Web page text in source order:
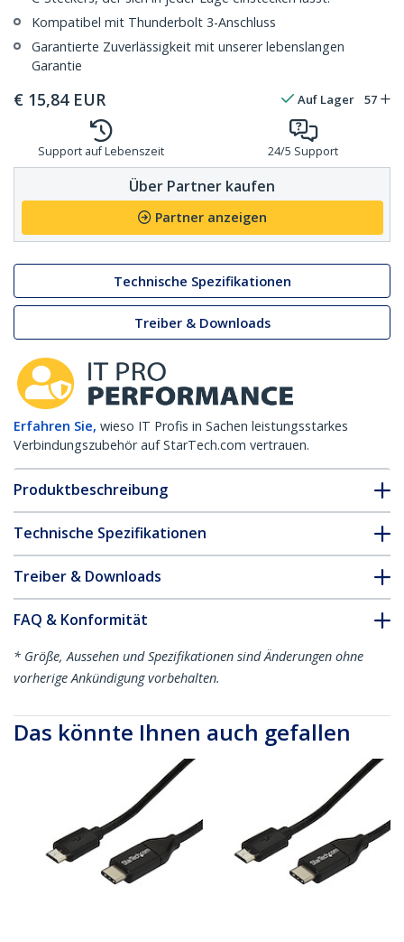
Kompatibel mit Thunderbolt 3-Anschluss
Garantierte Zuverlässigkeit mit unserer lebenslangen
Garantie
€ 15,84 EUR Auf Lager 57
Support auf Lebenszeit 24/5 Support
Über Partner kaufen
Partner anzeigen
Technische Spezifikationen
Treiber & Downloads
Erfahren Sie, wieso IT Profis in Sachen leistungsstarkes
Verbindungszubehör auf StarTech.com vertrauen.
Produktbeschreibung
Technische Spezifikationen
Treiber & Downloads
FAQ & Konformität
* Größe, Aussehen und Spezifikationen sind Änderungen ohne
vorherige Ankündigung vorbehalten.
Das könnte Ihnen auch gefallen